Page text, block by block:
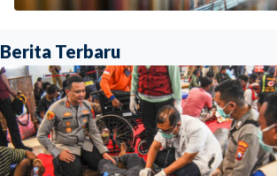
Berita Terbaru